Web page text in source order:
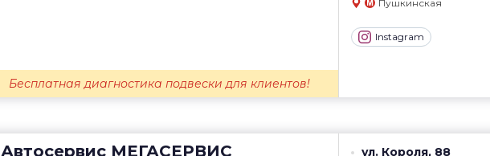
Пушкинская
Instagram
Бесплатная диагностика подвески для клиентов!
Автосервис МЕГАСЕРВИС
ул. Короля, 88